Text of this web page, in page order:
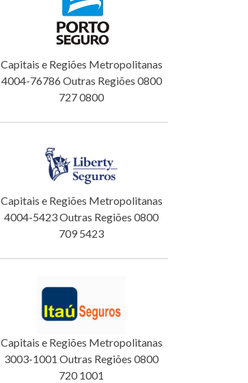
Capitais e Regiões Metropolitanas
4004-76786 Outras Regiões 0800
727 0800
Capitais e Regiões Metropolitanas
4004-5423 Outras Regiões 0800
709 5423
Capitais e Regiões Metropolitanas
3003-1001 Outras Regiões 0800
720 1001